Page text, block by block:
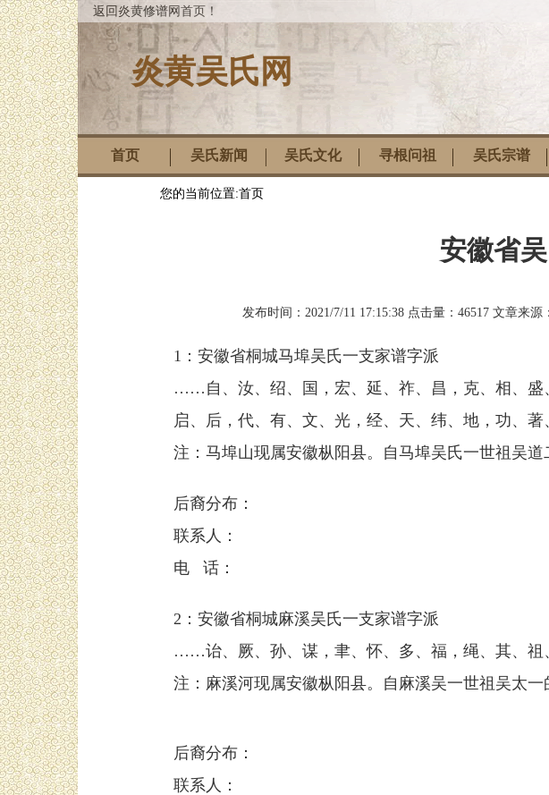
返回炎黄修谱网首页！
炎黄吴氏网
首页 吴氏新闻 吴氏文化 寻根问祖 吴氏宗谱
您的当前位置:首页
安徽省
发布时间： 2021/7/11 17:15:38 点击量： 46517 文章来源：
1：安徽省桐城马埠吴氏一支家谱字派
……自、汝、绍、国，宏、延、祚、昌，克、相、盛
启、后，代、有、文、光，经、天、纬、地，功、
注：马埠山现属安徽枞阳县。自马埠吴氏一世祖吴道
后裔分布：
联系人：
电 话：
2：安徽省桐城麻溪吴氏一支家谱字派
……诒、厥、孙、谋，聿、怀、多、福，绳、其、
注：麻溪河现属安徽枞阳县。自麻溪吴一世祖吴太一
后裔分布：
联系人：